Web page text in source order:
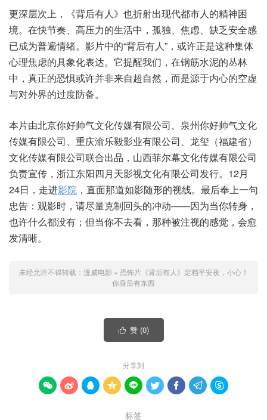
更深层次上，《背后有人》也折射出现代都市人的精神困
境。在快节奏、高压力的生活中，孤独、焦虑、缺乏安全感
已成为普遍情绪。影片中的“背后有人”，或许正是这种集体
心理焦虑的具象化表达。它提醒我们，在钢筋水泥的丛林
中，真正的恐惧或许并非来自超自然，而是源于内心的空虚
与对外界的过度防备。
本片由北京你好帅气文化传媒有限公司、泉州你好帅气文化
传媒有限公司、重庆渝乐毅影业有限公司、龙玺（福建省）
文化传媒有限公司联合出品，山西菲尔幕文化传媒有限公司
负责宣传，浙江东阳四月天影视文化有限公司发行。12月
24日，走进影院 ，直面那道如影随形的视线。最后奉上一句
忠告：观影时，请尽量克制回头的冲动——因为当你转身，
也许什么都没有；但当你不去看，那种被注视的感觉，会愈
发清晰。
未经允许不得转载： 漫威电影 » 恐怖片《背后有人》定档平安夜，小心！
你身后有东西
 赞 (0)
分享到
        
标签